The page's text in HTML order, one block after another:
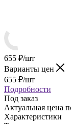
655 ₽/шт
Варианты цен
655 ₽/шт
Подробности
Под заказ
Актуальная цена
Характеристики